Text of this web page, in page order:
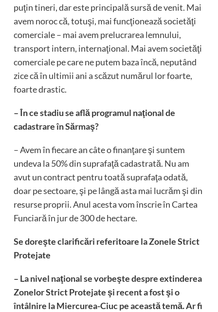
puţin tineri, dar este principală sursă de venit. Mai
avem noroc că, totuşi, mai funcţionează societăţi
comerciale – mai avem prelucrarea lemnului,
transport intern, internaţional. Mai avem societăţi
comerciale pe care ne putem baza încă, neputând
zice că în ultimii ani a scăzut numărul lor foarte,
foarte drastic.
– În ce stadiu se află programul naţional de
cadastrare în Sărmaş?
– Avem în fiecare an câte o finanţare şi suntem
undeva la 50% din suprafaţă cadastrată. Nu am
avut un contract pentru toată suprafaţa odată,
doar pe sectoare, şi pe lângă asta mai lucrăm şi din
resurse proprii. Anul acesta vom înscrie în Cartea
Funciară în jur de 300 de hectare.
Se doreşte clarificări referitoare la Zonele Strict
Protejate
– La nivel naţional se vorbeşte despre extinderea
Zonelor Strict Protejate şi recent a fost şi o
întâlnire la Miercurea-Ciuc pe această temă. Ar fi